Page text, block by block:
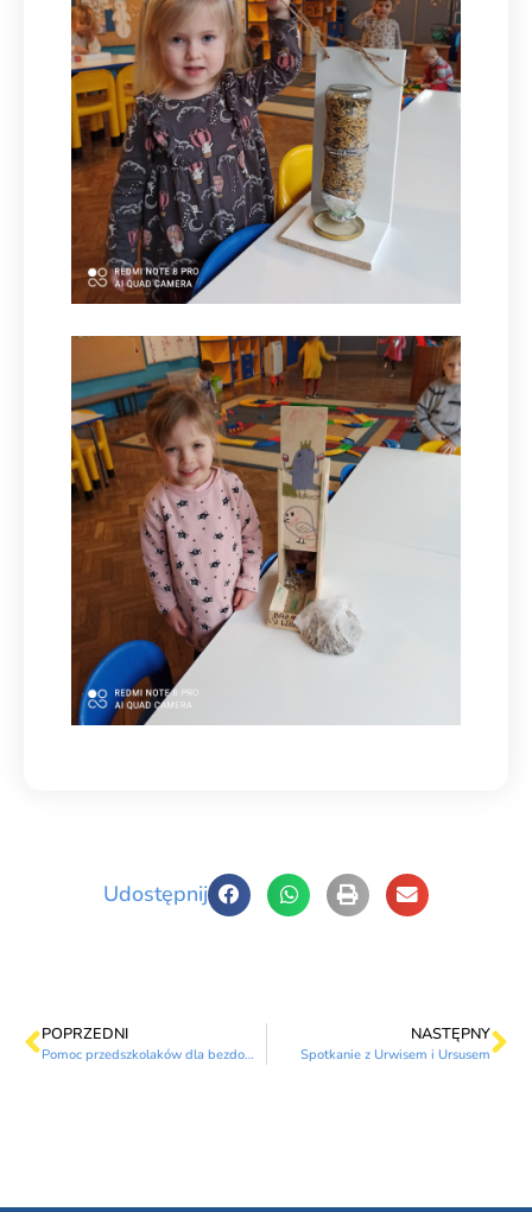
Udostępnij
POPRZEDNI
Pomoc przedszkolaków dla bezdomnych psiaków
NASTĘPNY
Spotkanie z Urwisem i Ursusem